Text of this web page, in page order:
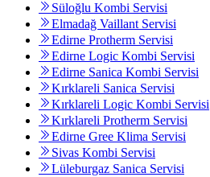
Süloğlu Kombi Servisi
Elmadağ Vaillant Servisi
Edirne Protherm Servisi
Edirne Logic Kombi Servisi
Edirne Sanica Kombi Servisi
Kırklareli Sanica Servisi
Kırklareli Logic Kombi Servisi
Kırklareli Protherm Servisi
Edirne Gree Klima Servisi
Sivas Kombi Servisi
Lüleburgaz Sanica Servisi